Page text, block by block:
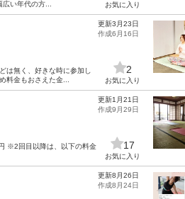
い年代の方...
お気に入り
は無く、好きな時に参加し
料金もおさえた金...
更新3月23日
作成6月16日
2
お気に入り
※2回目以降は、以下の料金
更新1月21日
作成9月29日
17
お気に入り
更新8月26日
作成8月24日